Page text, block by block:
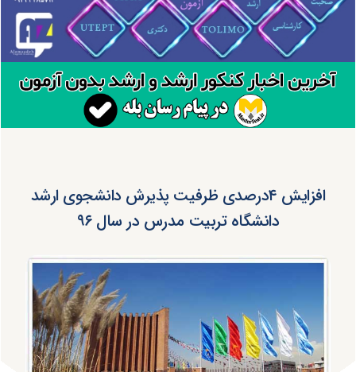
افزایش ۴درصدی ظرفیت پذیرش دانشجوی ارشد
دانشگاه تربیت مدرس در سال ۹۶